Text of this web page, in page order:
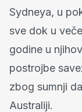
Sydneya, u
sve dok u
godine u
postrojbe
zbog sumnji
Australiji.